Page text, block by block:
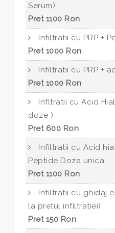
Serum)
Pret 1100 Ron
Infiltratii cu PRP +
Pret 1000 Ron
Infiltratii cu PRP +
Pret 1000 Ron
Infltratii cu Acid
doze )
Pret 600 Ron
Infiltratii cu Acid
Peptide Doza unica
Pret 1100 Ron
Infiltratii cu ghidaj
la pretul infiltratiei)
Pret 150 Ron